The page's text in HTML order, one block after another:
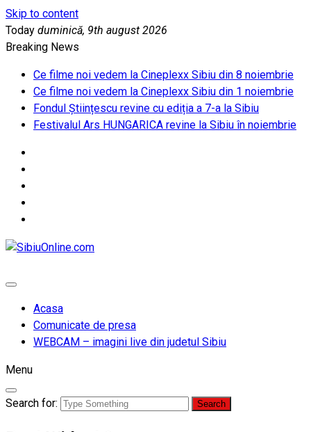
Skip to content
Today duminică, 9th august 2026
Breaking News
Ce filme noi vedem la Cineplexx Sibiu din 8 noiembrie
Ce filme noi vedem la Cineplexx Sibiu din 1 noiembrie
Fondul Științescu revine cu ediția a 7-a la Sibiu
Festivalul Ars HUNGARICA revine la Sibiu în noiembrie
Acasa
Comunicate de presa
WEBCAM – imagini live din judetul Sibiu
Menu
Search for: